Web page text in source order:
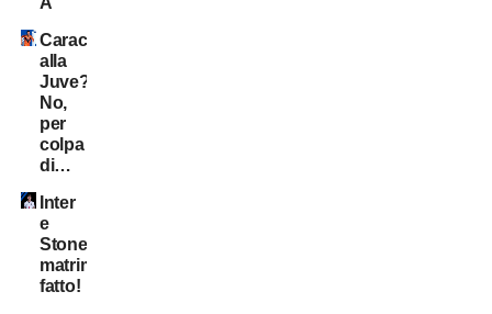
Caracciolo
alla
Juve?
No,
per
colpa
di…
Inter
e
Stones:
matrimonio
fatto!